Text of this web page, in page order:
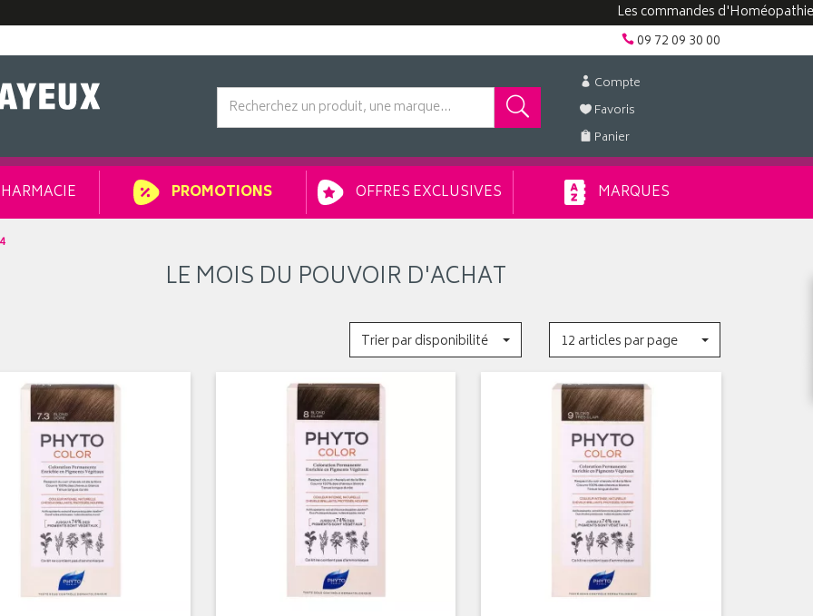
Les commandes d'Homéopathie
09 72 09 30 00
Compte
Favoris
Panier
PROMOTIONS OFFRES EXCLUSIVES MARQUES
LE MOIS DU POUVOIR D'ACHAT
Trier par disponibilité 12 articles par page